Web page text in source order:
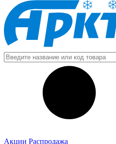
Акции Распродажа